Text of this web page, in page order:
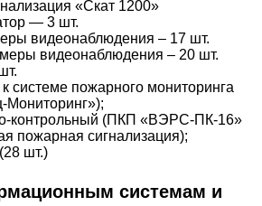
«Скат 1200»
— 3 шт.
видеонаблюдения – 17 шт.
видеонаблюдения – 20 шт.
системе пожарного мониторинга
Мониторинг»);
контрольный (ПКП «ВЭРС-ПК-16»
пожарная сигнализация);
шт.)
системам и